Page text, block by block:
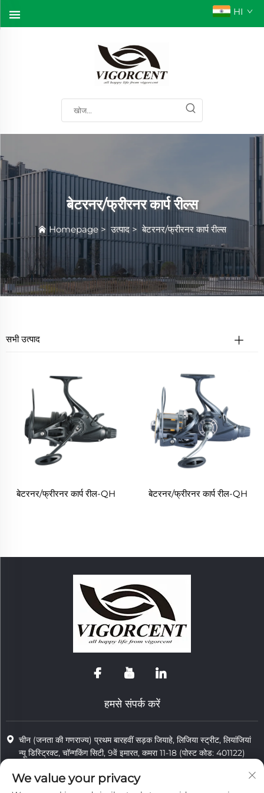
HI
बेटरनर/फ्रीरनर कार्प रील्स
Homepage >उत्पाद >बेटरनर/फ्रीरनर कार्प रील्स
सभी उत्पाद
बेटरनर/फ्रीरनर कार्प रील-QH बेटरनर/फ्रीरनर कार्प रील-QH
हमसे संपर्क करें
चीन (जनता की गणराज्य) प्रथम बारहवीं सड़क जियाहे, लिजिया स्ट्रीट, लियांजियां
न्यू डिस्ट्रिक्ट, चॉन्गकिंग सिटी, 9वें इमारत, कमरा 11-18 (पोस्ट कोड: 401122)
+86-15923587297
We value your privacy